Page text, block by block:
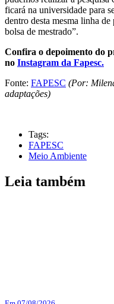
ficará na universidade para
dentro desta mesma linha
bolsa de mestrado”.
Confira o depoimento do
no Instagram da Fapesc.
Fonte: FAPESC (Por:
adaptações)
Tags:
FAPESC
Meio Ambiente
Leia também